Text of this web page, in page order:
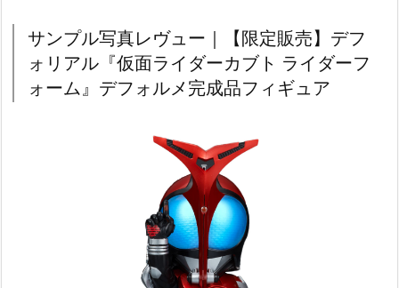
サンプル写真レヴュー｜【限定販売】デフ
ォリアル『仮面ライダーカブト ライダーフ
ォーム』デフォルメ完成品フィギュア